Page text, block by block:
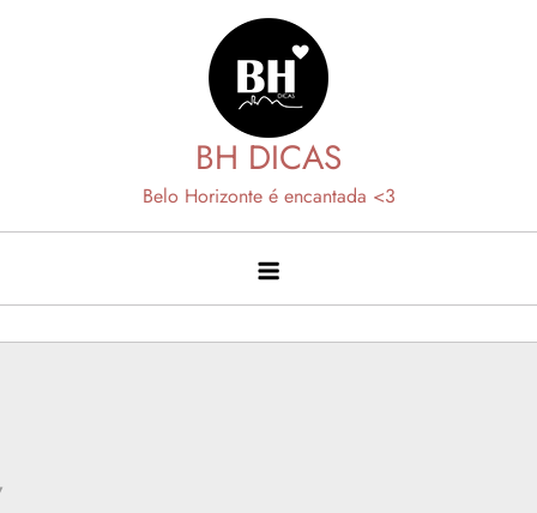
BH DICAS
Belo Horizonte é encantada <3